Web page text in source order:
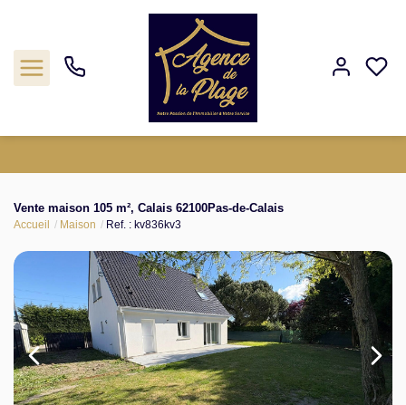
Acheter
Biens vendus
Agence
Nos outils
Vente maison 105 m², Calais 62100Pas-de-Calais
Accueil Maison Ref. : kv836kv3